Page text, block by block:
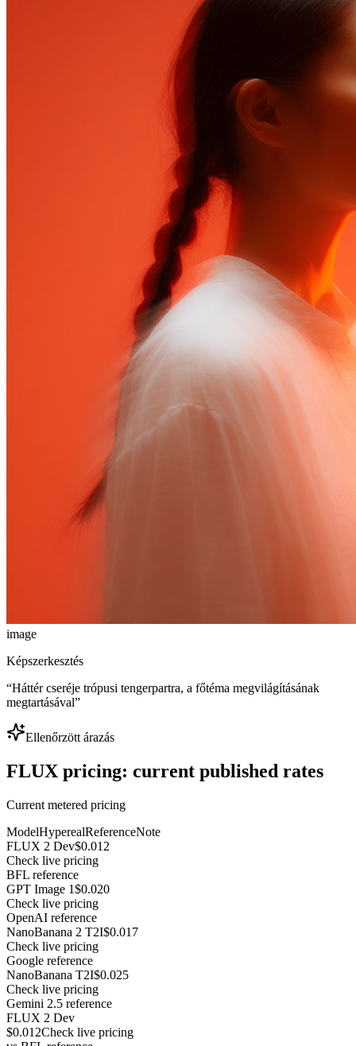
image
Képszerkesztés
“Háttér cseréje trópusi tengerpartra, a főtéma megvilágításának
megtartásával”
Ellenőrzött árazás
FLUX pricing: current published rates
Current metered pricing
ModelHyperealReferenceNote
FLUX 2 Dev$0.012
Check live pricing
BFL reference
GPT Image 1$0.020
Check live pricing
OpenAI reference
NanoBanana 2 T2I$0.017
Check live pricing
Google reference
NanoBanana T2I$0.025
Check live pricing
Gemini 2.5 reference
FLUX 2 Dev
$0.012Check live pricing